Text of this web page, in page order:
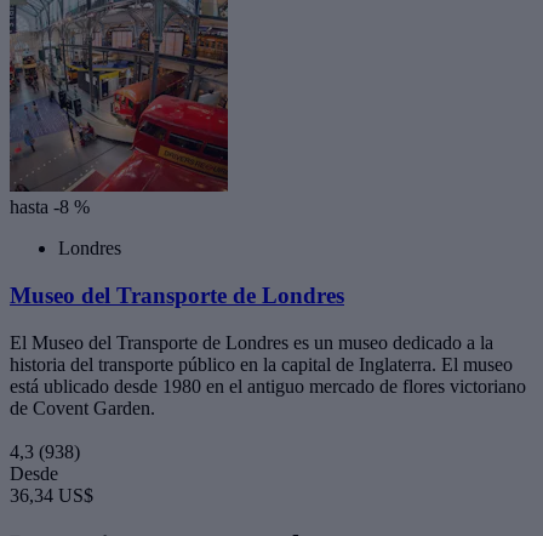
hasta -8 %
Londres
Museo del Transporte de Londres
El Museo del Transporte de Londres es un museo dedicado a la
historia del transporte público en la capital de Inglaterra. El museo
está ublicado desde 1980 en el antiguo mercado de flores victoriano
de Covent Garden.
4,3 (938)
Desde
36,34 US$